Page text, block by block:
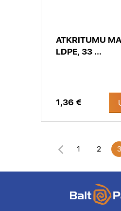
ATKRITUMU
LDPE, 33 ...
1,36 €
1 2 3